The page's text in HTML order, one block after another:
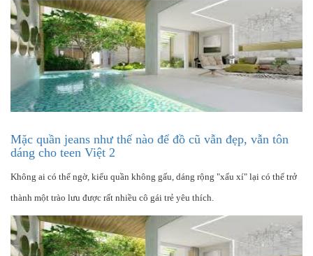
Mặc quần jeans như thế nào để đồ cũ vẫn đẹp, vẫn tôn
dáng cho teen Việt 2
Không ai có thể ngờ, kiểu quần không gấu, dáng rộng "xấu xí" lại có thể trở
thành một trào lưu được rất nhiều cô gái trẻ yêu thích.